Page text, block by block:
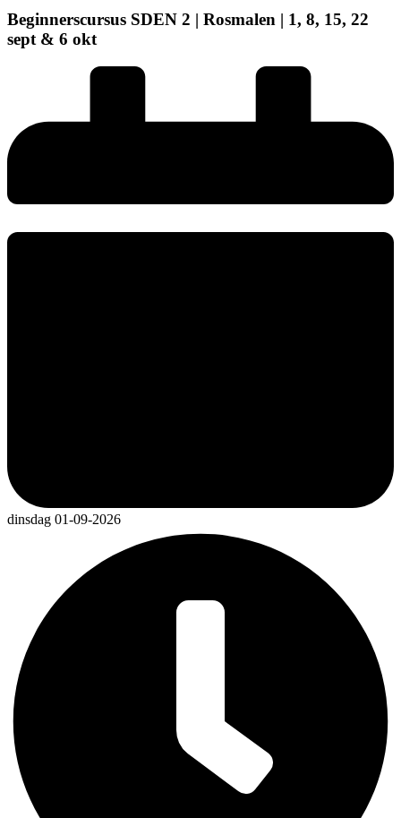
Beginnerscursus SDEN 2 | Rosmalen | 1, 8, 15, 22
sept & 6 okt
dinsdag 01-09-2026